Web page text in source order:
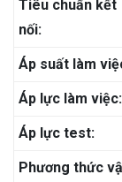
Tiêu chuẩn kết
nối:
Áp suất làm
Áp lực làm việc:
Áp lực test:
Phương thức